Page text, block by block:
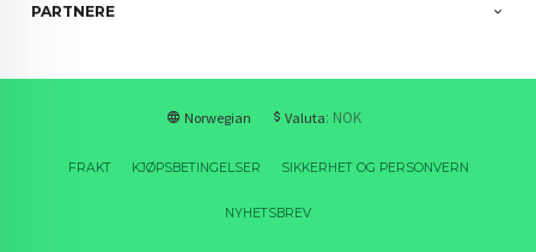
PARTNERE
Norwegian Valuta: NOK
FRAKT KJØPSBETINGELSER SIKKERHET OG PERSONVERN
NYHETSBREV